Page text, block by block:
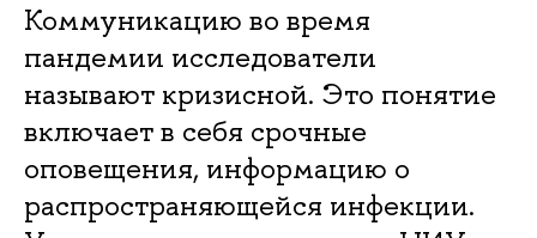
Коммуникацию во время
пандемии исследователи
называют кризисной. Это понятие
включает в себя срочные
оповещения, информацию о
распространяющейся инфекции.